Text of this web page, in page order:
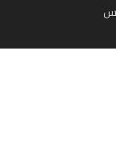
يُعدّ نزع